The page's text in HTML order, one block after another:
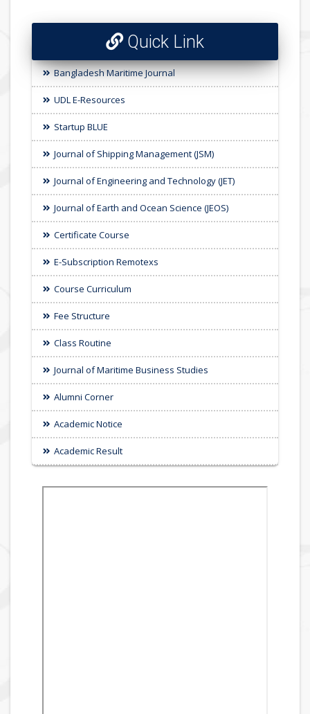
Quick Link
Bangladesh Maritime Journal
UDL E-Resources
Startup BLUE
Journal of Shipping Management (JSM)
Journal of Engineering and Technology (JET)
Journal of Earth and Ocean Science (JEOS)
Certificate Course
E-Subscription Remotexs
Course Curriculum
Fee Structure
Class Routine
Journal of Maritime Business Studies
Alumni Corner
Academic Notice
Academic Result